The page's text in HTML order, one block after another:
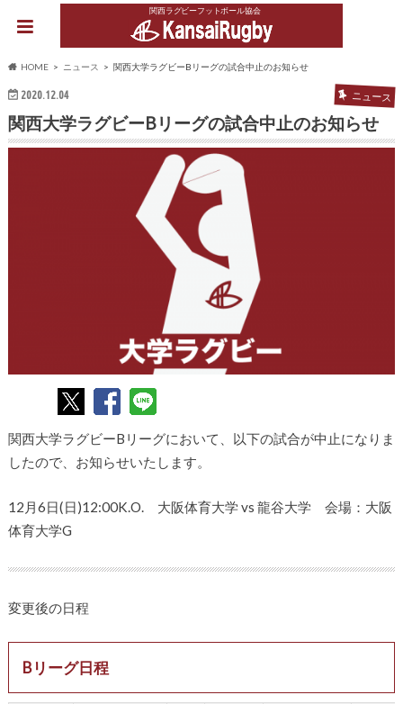
関西ラグビーフットボール協会
HOME ニュース 関西大学ラグビーBリーグの試合中止のお知らせ
2020.12.04 ニュース
関西大学ラグビーBリーグの試合中止のお知らせ
関西大学ラグビーBリーグにおいて、以下の試合が中止になりま
したので、お知らせいたします。
12月6日(日)12:00K.O. 大阪体育大学 vs 龍谷大学 会場：大阪
体育大学G
変更後の日程
Bリーグ日程